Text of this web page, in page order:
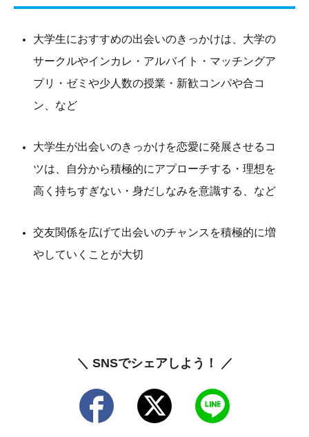
大学生におすすめの出会いのきっかけは、大学の
サークルやインカレ・アルバイト・マッチングア
プリ・ゼミや少人数の授業・新歓コンパや合コ
ン、など
大学生が出会いのきっかけを恋愛に発展させるコ
ツは、自分から積極的にアプローチする・理想を
高く持ちすぎない・身だしなみを意識する、など
交友関係を広げて出会いのチャンスを積極的に増
やしていくことが大切
＼ SNSでシェアしよう！ ／